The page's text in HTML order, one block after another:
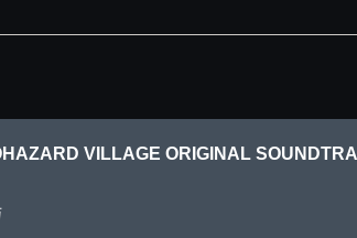
VILLAGE ORIGINAL